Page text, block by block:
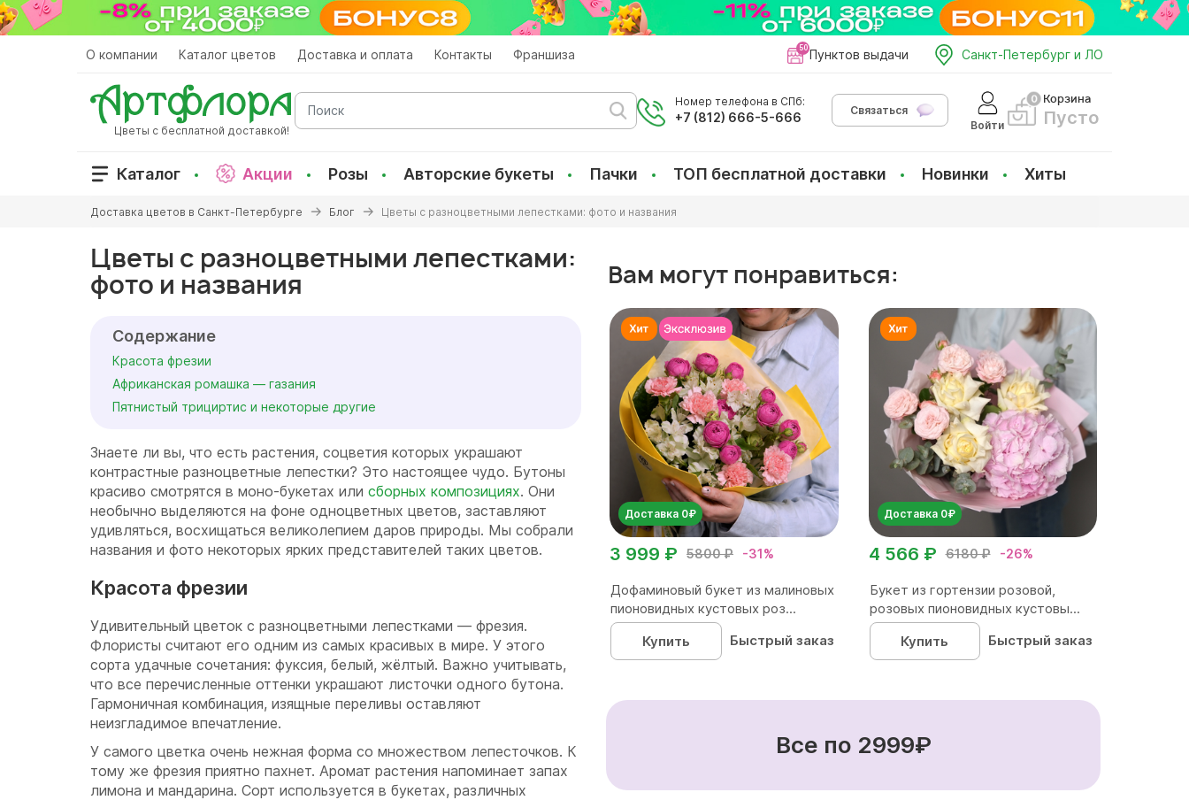
Перейти
к
О компании Каталог цветов Доставка и оплата Контакты Франшиза Пунктов выдачи Санкт-Петербург и ЛО
Цветы с бесплатной доставкой!
Поиск
Номер телефона в СПб:
+7 (812) 666-5-666
Связаться
Войти
Корзина
Пусто
Каталог Акции Розы Авторские букеты Пачки ТОП бесплатной доставки Новинки Хиты
здесь
Доставка цветов в Санкт-Петербурге Блог Цветы с разноцветными лепестками: фото и названия
Цветы с разноцветными лепестками:
фото и названия
Содержание
Красота фрезии
Африканская ромашка — газания
Пятнистый трициртис и некоторые другие
Знаете ли вы, что есть растения, соцветия которых украшают
контрастные разноцветные лепестки? Это настоящее чудо. Бутоны
красиво смотрятся в моно-букетах или сборных композициях. Они
необычно выделяются на фоне одноцветных цветов, заставляют
удивляться, восхищаться великолепием даров природы. Мы собрали
названия и фото некоторых ярких представителей таких цветов.
Красота фрезии
Удивительный цветок с разноцветными лепестками — фрезия.
Флористы считают его одним из самых красивых в мире. У этого
сорта удачные сочетания: фуксия, белый, жёлтый. Важно учитывать,
что все перечисленные оттенки украшают листочки одного бутона.
Гармоничная комбинация, изящные переливы оставляют
неизгладимое впечатление.
У самого цветка очень нежная форма со множеством лепесточков. К
тому же фрезия приятно пахнет. Аромат растения напоминает запах
лимона и мандарина. Сорт используется в букетах, различных
Вам могут понравиться:
Доставка 0₽
5800 ₽ -31%
3 999 ₽
Дофаминовый букет из малиновых
пионовидных кустовых роз...
Купить
Быстрый заказ
Доставка 0₽
6180 ₽ -26%
4 566 ₽
Букет из гортензии розовой,
розовых пионовидных кустовы...
Купить
Быстрый заказ
Все по 2999₽